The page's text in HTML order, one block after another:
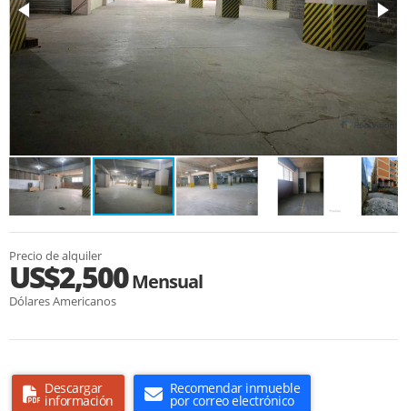
Precio de alquiler
US$2,500Mensual
Dólares Americanos
Descargar
información
Recomendar inmueble
por correo electrónico